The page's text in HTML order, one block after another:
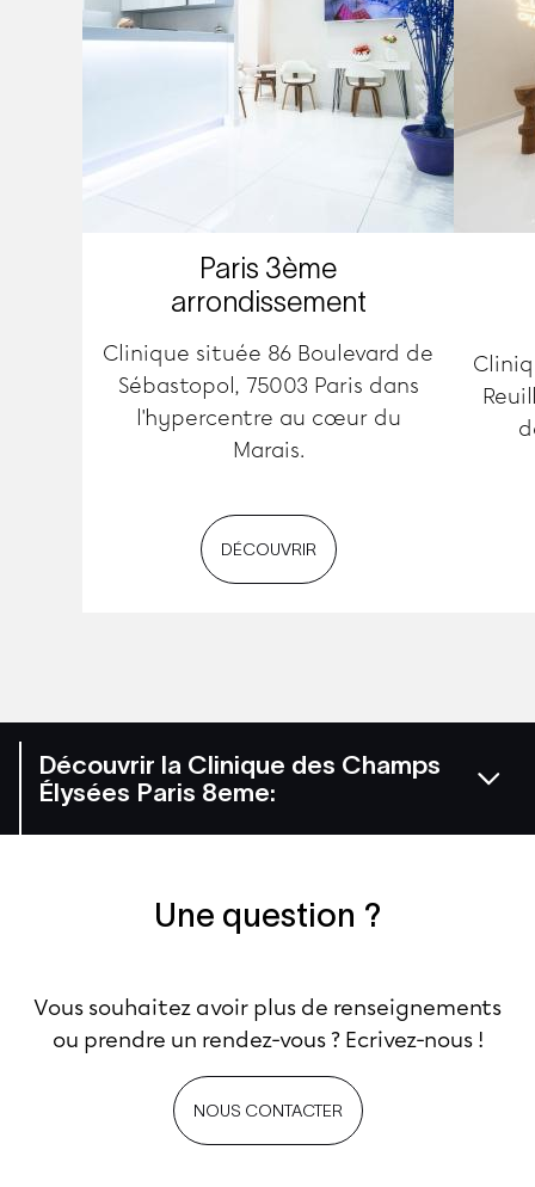
Découvrir la Clinique des Champs
Élysées Paris 8eme:
Paris 3ème
arrondissement
Clinique située 86 Boulevard de
Sébastopol, 75003 Paris dans
l'hypercentre au cœur du
Marais.
DÉCOUVRIR
Une question ?
Vous souhaitez avoir plus de renseignements
ou prendre un rendez-vous ? Ecrivez-nous !
NOUS CONTACTER